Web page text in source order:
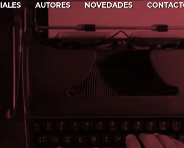
AUTORES NOVEDADES